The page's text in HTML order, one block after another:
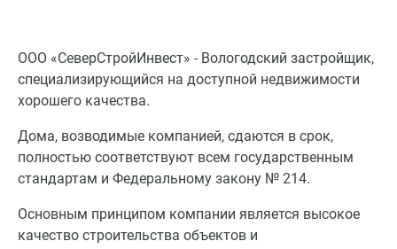
ООО «СеверСтройИнвест» - Вологодский застройщик,
специализирующийся на доступной недвижимости
хорошего качества.
Дома, возводимые компанией, сдаются в срок,
полностью соответствуют всем государственным
стандартам и Федеральному закону № 214.
Основным принципом компании является высокое
качество строительства объектов и